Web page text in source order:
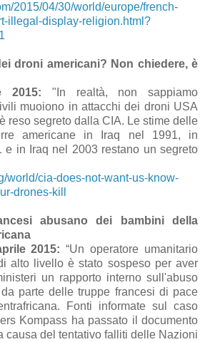
2015/04/30/world/europe/french-
illegal-display-religion.html?
droni americani? Non chiedere, è
2015: "In realtà, non sappiamo
muoiono in attacchi dei droni USA
reso segreto dalla CIA. Le stime delle
americane in Iraq nel 1991, in
e in Iraq nel 2003 restano un segreto
world/cia-does-not-want-us-know-
drones-kill
abusano dei bambini della
2015: “Un operatore umanitario
alto livello è stato sospeso per aver
un rapporto interno sull'abuso
parte delle truppe francesi di pace
Fonti informate sul caso
Kompass ha passato il documento
causa del tentativo falliti delle Nazioni